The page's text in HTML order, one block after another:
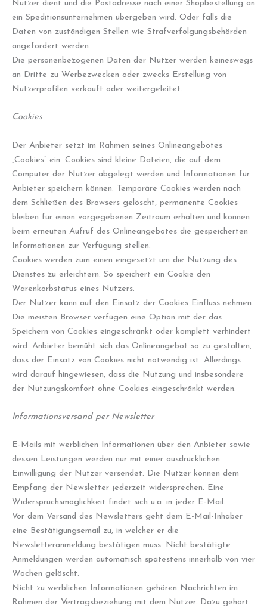
Nutzer dient und die Postadresse nach einer Shopbestellung an
ein Speditionsunternehmen übergeben wird. Oder falls die
Daten von zuständigen Stellen wie Strafverfolgungsbehörden
angefordert werden.
Die personenbezogenen Daten der Nutzer werden keineswegs
an Dritte zu Werbezwecken oder zwecks Erstellung von
Nutzerprofilen verkauft oder weitergeleitet.
Cookies
Der Anbieter setzt im Rahmen seines Onlineangebotes
„Cookies“ ein. Cookies sind kleine Dateien, die auf dem
Computer der Nutzer abgelegt werden und Informationen für
Anbieter speichern können. Temporäre Cookies werden nach
dem Schließen des Browsers gelöscht, permanente Cookies
bleiben für einen vorgegebenen Zeitraum erhalten und können
beim erneuten Aufruf des Onlineangebotes die gespeicherten
Informationen zur Verfügung stellen.
Cookies werden zum einen eingesetzt um die Nutzung des
Dienstes zu erleichtern. So speichert ein Cookie den
Warenkorbstatus eines Nutzers.
Der Nutzer kann auf den Einsatz der Cookies Einfluss nehmen.
Die meisten Browser verfügen eine Option mit der das
Speichern von Cookies eingeschränkt oder komplett verhindert
wird. Anbieter bemüht sich das Onlineangebot so zu gestalten,
dass der Einsatz von Cookies nicht notwendig ist. Allerdings
wird darauf hingewiesen, dass die Nutzung und insbesondere
der Nutzungskomfort ohne Cookies eingeschränkt werden.
Informationsversand per Newsletter
E-Mails mit werblichen Informationen über den Anbieter sowie
dessen Leistungen werden nur mit einer ausdrücklichen
Einwilligung der Nutzer versendet. Die Nutzer können dem
Empfang der Newsletter jederzeit widersprechen. Eine
Widerspruchsmöglichkeit findet sich u.a. in jeder E-Mail.
Vor dem Versand des Newsletters geht dem E-Mail-Inhaber
eine Bestätigungsemail zu, in welcher er die
Newsletteranmeldung bestätigen muss. Nicht bestätigte
Anmeldungen werden automatisch spätestens innerhalb von vier
Wochen gelöscht.
Nicht zu werblichen Informationen gehören Nachrichten im
Rahmen der Vertragsbeziehung mit dem Nutzer. Dazu gehört